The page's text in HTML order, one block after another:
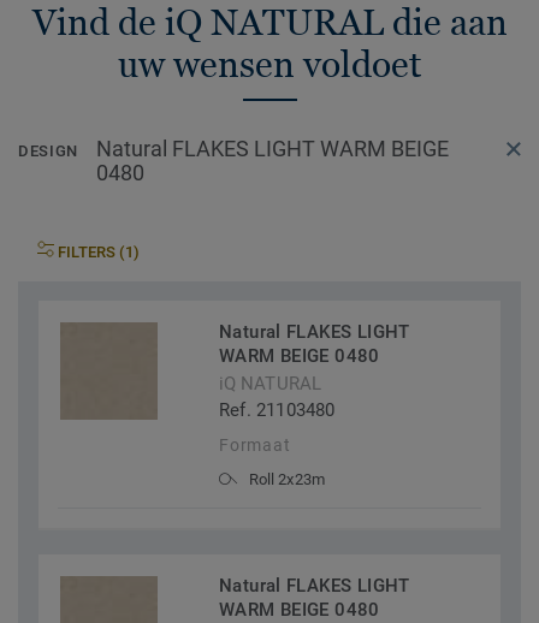
Vind de iQ NATURAL die aan
uw wensen voldoet
DESIGN
Natural FLAKES LIGHT WARM BEIGE
0480
FILTERS (1)
Natural FLAKES LIGHT
WARM BEIGE 0480
iQ NATURAL
Ref. 21103480
Formaat
Roll 2x23m
Natural FLAKES LIGHT
WARM BEIGE 0480